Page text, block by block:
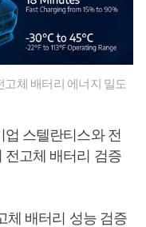
체 배터리 에너지 밀도
업 스텔란티스와 전
전고체 배터리 검증
체 배터리 성능 검증